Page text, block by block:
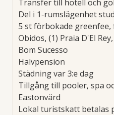
Transfer till hotell och
Del i 1-rumslägenhet
5 st förbokade greenfee,
Obidos, (1) Praia D'El
Bom Sucesso
Halvpension
Städning var 3:e dag
Tillgång till pooler, spa
Eastonvärd
Lokal turistskatt betalas